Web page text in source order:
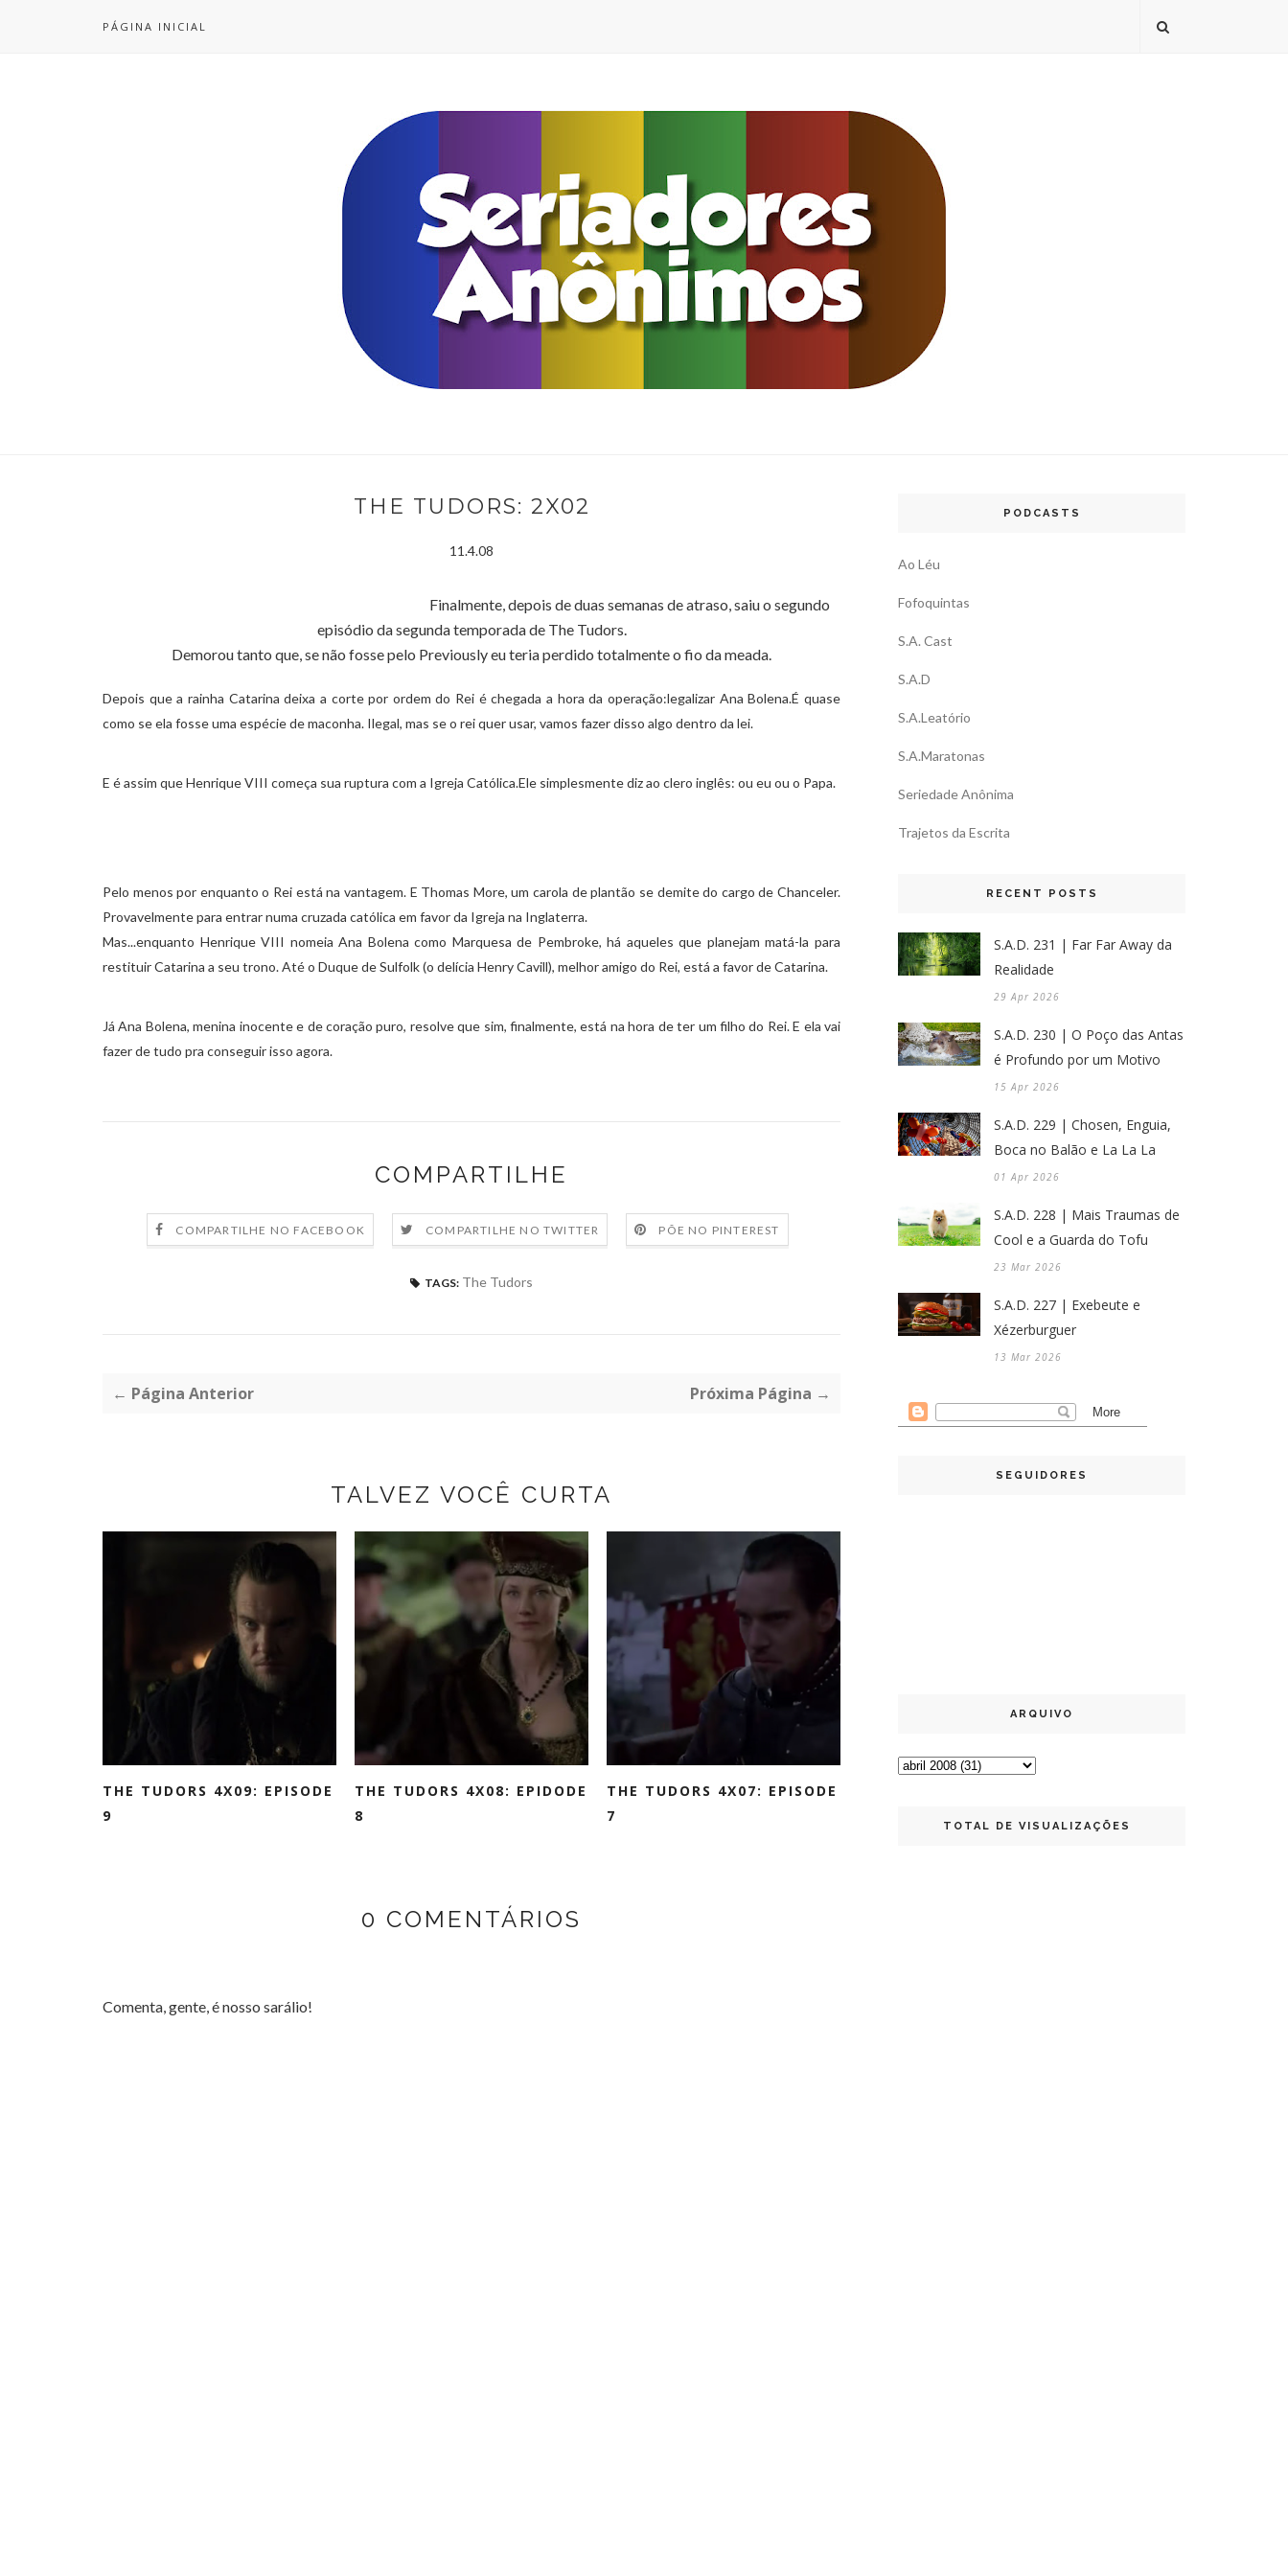
PÁGINA INICIAL
THE TUDORS: 2X02
11.4.08
Finalmente, depois de duas semanas de atraso, saiu o segundo
episódio da segunda temporada de The Tudors.
Demorou tanto que, se não fosse pelo Previously eu teria perdido totalmente o fio da meada.
Depois que a rainha Catarina deixa a corte por ordem do Rei é chegada a hora da operação:legalizar Ana Bolena.É quase
como se ela fosse uma espécie de maconha. Ilegal, mas se o rei quer usar, vamos fazer disso algo dentro da lei.
E é assim que Henrique VIII começa sua ruptura com a Igreja Católica.Ele simplesmente diz ao clero inglês: ou eu ou o Papa.
Pelo menos por enquanto o Rei está na vantagem. E Thomas More, um carola de plantão se demite do cargo de Chanceler.
Provavelmente para entrar numa cruzada católica em favor da Igreja na Inglaterra.
Mas...enquanto Henrique VIII nomeia Ana Bolena como Marquesa de Pembroke, há aqueles que planejam matá-la para
restituir Catarina a seu trono. Até o Duque de Sulfolk (o delícia Henry Cavill), melhor amigo do Rei, está a favor de Catarina.
Já Ana Bolena, menina inocente e de coração puro, resolve que sim, finalmente, está na hora de ter um filho do Rei. E ela vai
fazer de tudo pra conseguir isso agora.
COMPARTILHE
COMPARTILHE NO FACEBOOK COMPARTILHE NO TWITTER PÕE NO PINTEREST
TAGS: The Tudors
← Página Anterior Próxima Página →
TALVEZ VOCÊ CURTA
THE TUDORS 4X09: EPISODE
9
THE TUDORS 4X08: EPIDODE
8
THE TUDORS 4X07: EPISODE
7
0 COMENTÁRIOS
Comenta, gente, é nosso sarálio!
PODCASTS
Ao Léu
Fofoquintas
S.A. Cast
S.A.D
S.A.Leatório
S.A.Maratonas
Seriedade Anônima
Trajetos da Escrita
RECENT POSTS
S.A.D. 231 | Far Far Away da
Realidade
29 Apr 2026
S.A.D. 230 | O Poço das Antas
é Profundo por um Motivo
15 Apr 2026
S.A.D. 229 | Chosen, Enguia,
Boca no Balão e La La La
01 Apr 2026
S.A.D. 228 | Mais Traumas de
Cool e a Guarda do Tofu
23 Mar 2026
S.A.D. 227 | Exebeute e
Xézerburguer
13 Mar 2026
SEGUIDORES
ARQUIVO
TOTAL DE VISUALIZAÇÕES